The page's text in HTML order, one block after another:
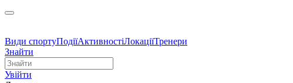
Види спортуПодіїАктивностіЛокаціїТренери
Знайти
Увійти